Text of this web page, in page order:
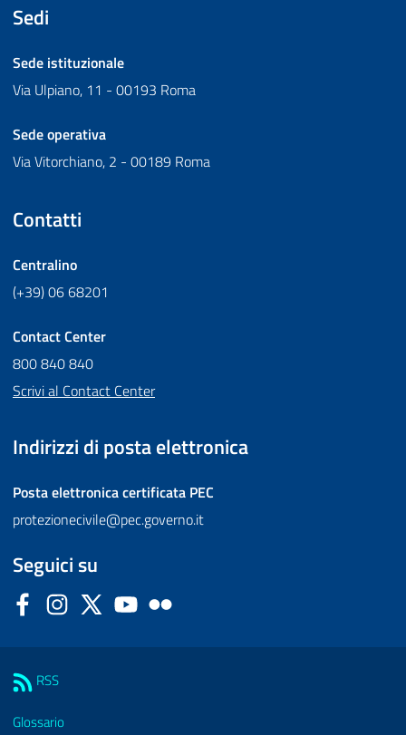
Sedi
Sede istituzionale
Via Ulpiano, 11 - 00193 Roma
Sede operativa
Via Vitorchiano, 2 - 00189 Roma
Contatti
Centralino
(+39) 06 68201
Contact Center
800 840 840
Scrivi al Contact Center
Indirizzi di posta elettronica
Posta elettronica certificata PEC
protezionecivile@pec.governo.it
Seguici su
FacebookInstagram
Twitter YouTube
RSS
Glossario